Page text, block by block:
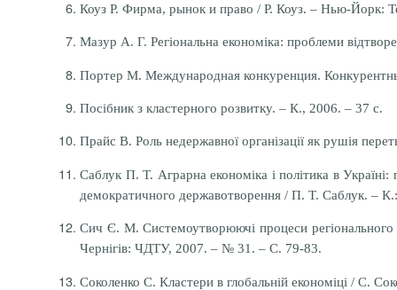
Коуз Р. Фирма, рынок и право / Р. Коуз. – Нью-Йорк:
Мазур А. Г. Регіональна економіка: проблеми
Портер М. Международная конкуренция.
Посібник з кластерного розвитку. – К., 2006. – 37 с.
Прайс В. Роль недержавної організації як рушія
Саблук П. Т. Аграрна економіка і політика в
демократичного державотворення / П. Т. Саблук. –
Сич Є. М. Системоутворюючі процеси регіонального
Чернігів: ЧДТУ, 2007. – № 31. – С. 79-83.
Соколенко С. Кластери в глобальній економіці / С.